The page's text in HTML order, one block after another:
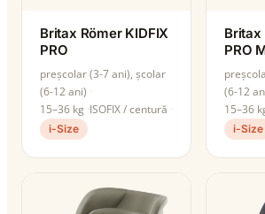
Britax Römer KIDFIX
PRO
preșcolar (3-7 ani), școlar
(6-12 ani)
15–36 kg ISOFIX / centură
i-Size
Britax
PRO
(6-12
15–36
i-Size